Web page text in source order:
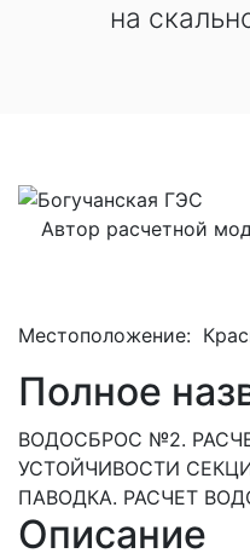
на
Автор расчетной
Местоположение:
Полное
ВОДОСБРОС №2.
УСТОЙЧИВОСТИ
ПАВОДКА. РАСЧЕТ
Описание